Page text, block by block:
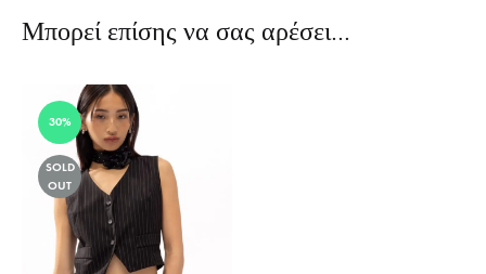
Μπορεί επίσης να σας αρέσει…
30%
SOLD
OUT